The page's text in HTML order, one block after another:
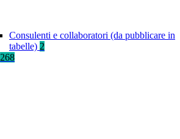
Consulenti e collaboratori (da pubblicare in
tabelle) 2
268